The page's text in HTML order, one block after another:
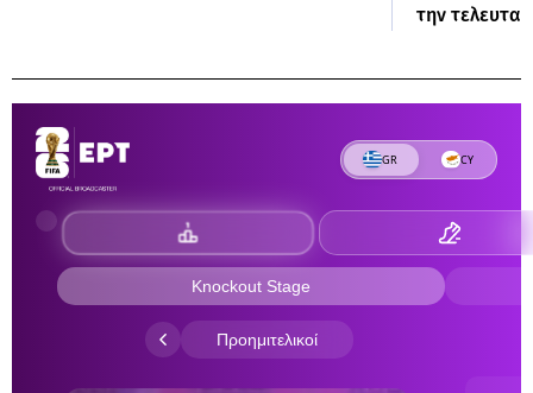
την